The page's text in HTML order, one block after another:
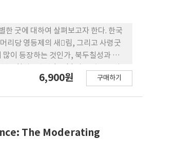
한 굿에 대하여 살펴보고자 한다. 한국
리당 영등제의 새림, 그리고 사령굿
이 등장하는 것인가, 북두칠성과 어떤
>란 인간 의 모든 부정을 씻어내고 인
6,900원 구매하기
The Moderating